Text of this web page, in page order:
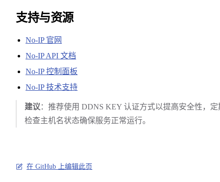
支持与资源
No-IP 官网
No-IP API 文档
No-IP 控制面板
No-IP 技术支持
建议 ：推荐使用 DDNS KEY 认证方式以提高安全性，定
检查主机名状态确保服务正常运行。
在 GitHub 上编辑此页